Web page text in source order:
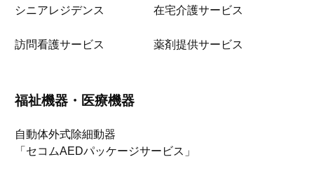
シニアレジデンス 在宅介護サービス
訪問看護サービス 薬剤提供サービス
福祉機器・医療機器
自動体外式除細動器
「セコムAEDパッケージサービス」